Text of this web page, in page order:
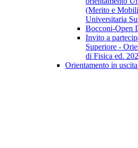
(Merito e
Universitaria
Bocconi-Open
Invito a
Superiore -
di Fisica ed.
Orientamento in